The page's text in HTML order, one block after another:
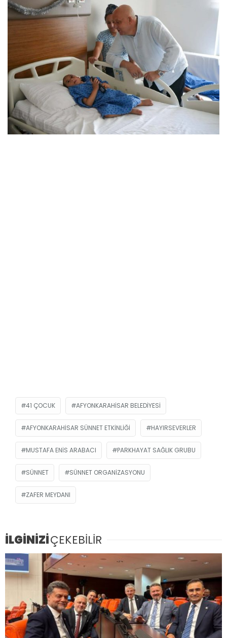
41 ÇOCUK AFYONKARAHISAR BELEDIYESI
AFYONKARAHISAR SÜNNET ETKINLIĞI HAYIRSEVERLER
MUSTAFA ENIS ARABACI PARKHAYAT SAĞLIK GRUBU
SÜNNET SÜNNET ORGANIZASYONU
ZAFER MEYDANI
İLGİNİZİÇEKEBİLİR